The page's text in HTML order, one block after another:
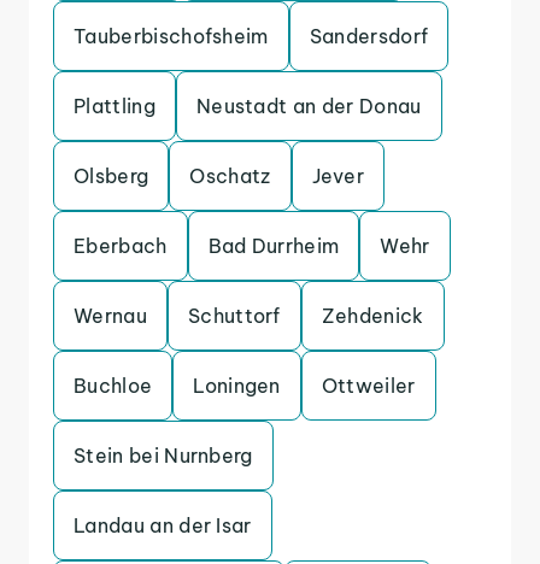
Tauberbischofsheim Sandersdorf
Plattling Neustadt an der Donau
Olsberg Oschatz Jever
Eberbach Bad Durrheim Wehr
Wernau Schuttorf Zehdenick
Buchloe Loningen Ottweiler
Stein bei Nurnberg
Landau an der Isar